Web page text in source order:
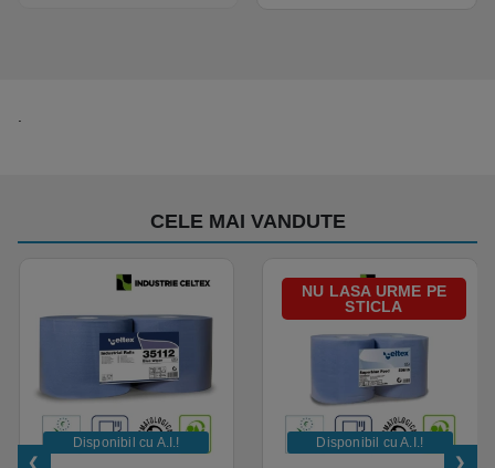
.
CELE MAI VANDUTE
Disponibil cu A.I.​!
NU LASA URME PE
STICLA
Disponibil cu A.I.​!